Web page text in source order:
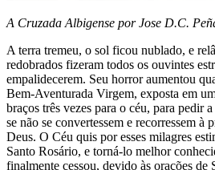
A Cruzada Albigense por Jose D.C.
A terra tremeu, o sol ficou nublado, e
redobrados fizeram todos os ouvintes
empalidecerem. Seu horror aumentou
Bem-Aventurada Virgem, exposta em
braços três vezes para o céu, para pedir
se não se convertessem e recorressem à
Deus. O Céu quis por esses milagres
Santo Rosário, e torná-lo melhor
finalmente cessou, devido às orações de